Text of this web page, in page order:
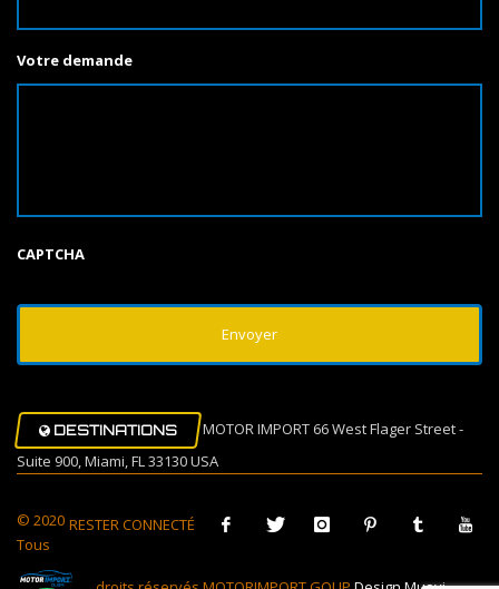
Votre demande
CAPTCHA
DESTINATIONS
MOTOR IMPORT 66 West Flager Street -
Suite 900, Miami, FL 33130 USA
RESTER CONNECTÉ
© 2020
Tous